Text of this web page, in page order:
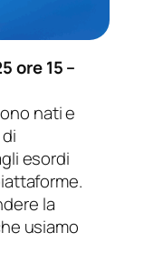
ore 15 –
nati e
esordi
la
usiamo